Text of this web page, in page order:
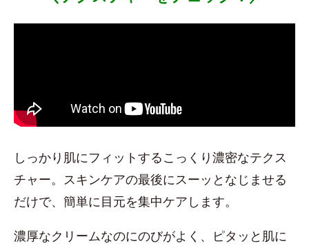
しっかり肌にフィットするこっくり濃密なテクス
チャー。スキンケアの最後にスーッとなじませる
だけで、簡単に目元を集中ケアします。
濃厚なクリームなのにのびがよく、ピタッと肌に